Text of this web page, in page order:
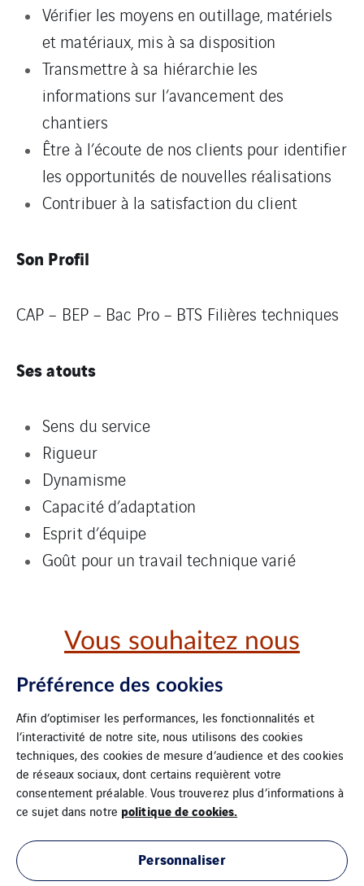
Vérifier les moyens en outillage, matériels
et matériaux, mis à sa disposition
Transmettre à sa hiérarchie les
informations sur l’avancement des
chantiers
Être à l’écoute de nos clients pour identifier
les opportunités de nouvelles réalisations
Contribuer à la satisfaction du client
Son Profil
CAP – BEP – Bac Pro – BTS Filières techniques
Ses atouts
Sens du service
Rigueur
Dynamisme
Capacité d’adaptation
Esprit d’équipe
Goût pour un travail technique varié
Vous souhaitez nous
rejoindre ?
Postulez maintenant
Mentions légales
Préférence des cookies
Afin d’optimiser les performances, les fonctionnalités et
l’interactivité de notre site, nous utilisons des cookies
techniques, des cookies de mesure d’audience et des cookies
de réseaux sociaux, dont certains requièrent votre
consentement préalable. Vous trouverez plus d’informations à
ce sujet dans notre politique de cookies.
Personnaliser